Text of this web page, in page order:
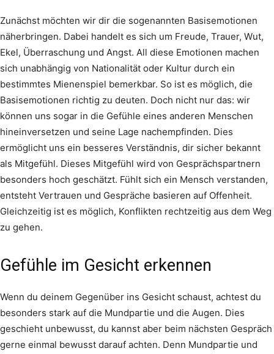
Zunächst möchten wir dir die sogenannten Basisemotionen
näherbringen. Dabei handelt es sich um Freude, Trauer, Wut,
Ekel, Überraschung und Angst. All diese Emotionen machen
sich unabhängig von Nationalität oder Kultur durch ein
bestimmtes Mienenspiel bemerkbar. So ist es möglich, die
Basisemotionen richtig zu deuten. Doch nicht nur das: wir
können uns sogar in die Gefühle eines anderen Menschen
hineinversetzen und seine Lage nachempfinden. Dies
ermöglicht uns ein besseres Verständnis, dir sicher bekannt
als Mitgefühl. Dieses Mitgefühl wird von Gesprächspartnern
besonders hoch geschätzt. Fühlt sich ein Mensch verstanden,
entsteht Vertrauen und Gespräche basieren auf Offenheit.
Gleichzeitig ist es möglich, Konflikten rechtzeitig aus dem Weg
zu gehen.
Gefühle im Gesicht erkennen
Wenn du deinem Gegenüber ins Gesicht schaust, achtest du
besonders stark auf die Mundpartie und die Augen. Dies
geschieht unbewusst, du kannst aber beim nächsten Gespräch
gerne einmal bewusst darauf achten. Denn Mundpartie und